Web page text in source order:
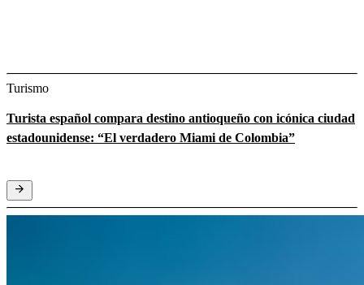
Turismo
Turista español compara destino antioqueño con icónica ciudad
estadounidense: “El verdadero Miami de Colombia”